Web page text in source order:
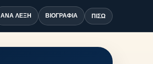
ΑΝΆ ΛΈΞΗ ΒΙΟΓΡΑΦΊΑ ΠΊΣΩ